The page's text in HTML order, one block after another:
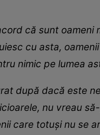
că sunt
cu asta,
nimic pe lumea
după dacă este
nu vreau
care totuși nu se